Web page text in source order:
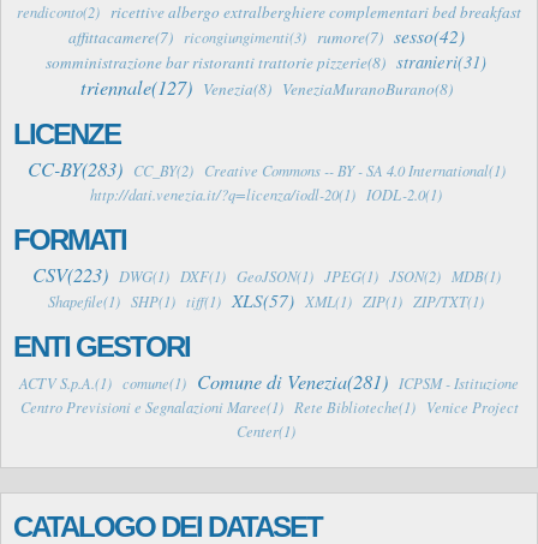
rendiconto(2) ricettive albergo extralberghiere complementari bed breakfast
affittacamere(7)
ricongiungimenti(3) rumore(7) sesso(42)
somministrazione bar ristoranti trattorie pizzerie(8) stranieri(31)
triennale(127) Venezia(8) VeneziaMuranoBurano(8)
LICENZE
CC-BY(283) CC_BY(2)
Creative Commons -- BY - SA 4.0 International(1)
http://dati.venezia.it/?q=licenza/iodl-20(1)
IODL-2.0(1)
FORMATI
CSV(223) DWG(1) DXF(1) GeoJSON(1) JPEG(1) JSON(2)
MDB(1)
Shapefile(1) SHP(1) tiff(1) XLS(57) XML(1) ZIP(1) ZIP/TXT(1)
ENTI GESTORI
ACTV S.p.A.(1) comune(1) Comune di Venezia(281)
ICPSM - Istituzione
Centro Previsioni e Segnalazioni Maree(1)
Rete Biblioteche(1)
Venice Project
Center(1)
CATALOGO DEI DATASET